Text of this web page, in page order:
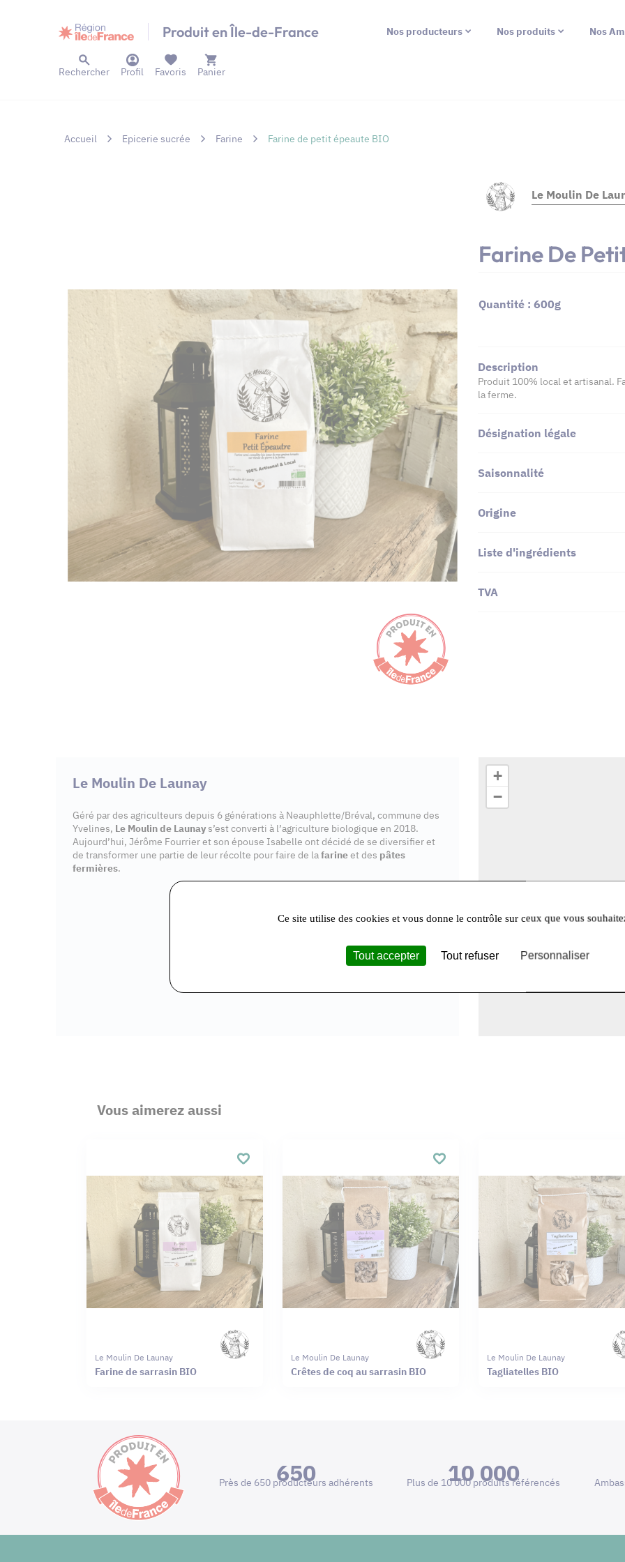
Produit en Île-de-France Nos producteurs Nos produits Nos
Rechercher Profil Panier
Favoris
Accueil Epicerie sucrée Farine Farine de petit épeaute BIO
Le Moulin De
Farine De
Quantité : 600g
Description
Produit 100% local et artisanal.
la ferme.
Désignation légale
Saisonnalité
Origine
Liste d'ingrédients
TVA
Le Moulin De Launay
Géré par des agriculteurs depuis 6 générations à Neauphlette/Bréval, commune des
Yvelines, Le Moulin de Launays’est converti à l’agriculture biologique en 2018.
Aujourd’hui, Jérôme Fourrier et son épouse Isabelle ont décidé de se diversifier et
de transformer une partie de leur récolte pour faire de lafarineet des pâtes
fermières.
+
−
Vous aimerez aussi
Le Moulin De Launay
Farine de sarrasin BIO
Le Moulin De Launay
Crêtes de coq au sarrasin BIO
Le Moulin De Launay
Tagliatelles BIO
650
Près de 650 producteurs adhérents 10 000
Plus de 10 000 produits référencés
Ce site utilise des cookies et vous donne le contrôle sur ceux que vous
Tout accepter Tout refuser Personnaliser